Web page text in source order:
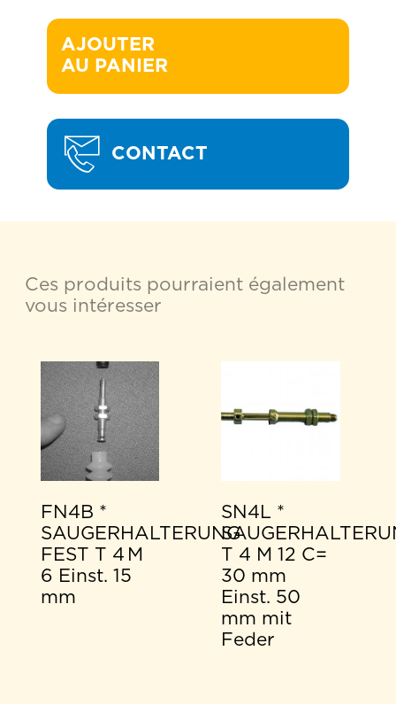
AJOUTER
AU PANIER
CONTACT
Ces produits pourraient également
vous intéresser
FN4B *
SAUGERHALTERUNG
FEST T 4 M
6 Einst. 15
mm
SN4L *
T 4 M 12 C=
30 mm
Einst. 50
mm mit
Feder